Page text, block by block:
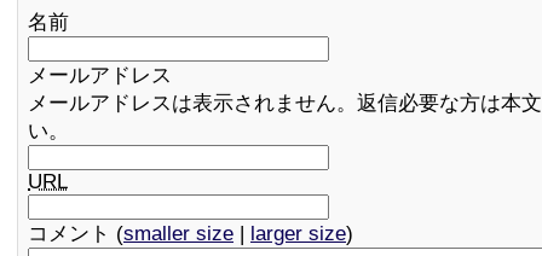
名前
メールアドレス
メールアドレスは表示されません。返信必要な方は本
い。
URL
コメント (smaller size | larger size)